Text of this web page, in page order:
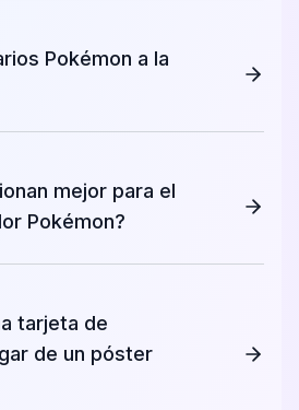
Pokémon a la
mejor para el
Pokémon?
tarjeta de
de un póster